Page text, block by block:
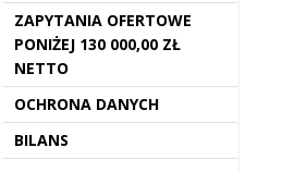
ZAPYTANIA OFERTOWE
PONIŻEJ 130 000,00 ZŁ
NETTO
OCHRONA DANYCH
BILANS